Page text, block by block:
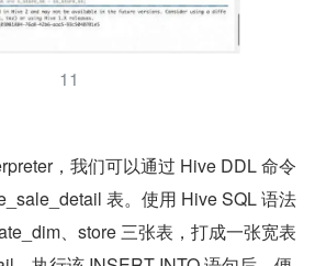
11
，我们可以通过 Hive DDL 命令
表。使用 Hive SQL 语法
、store 三张表，打成一张宽表